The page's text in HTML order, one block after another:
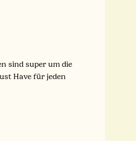
sind super um die
Have für jeden